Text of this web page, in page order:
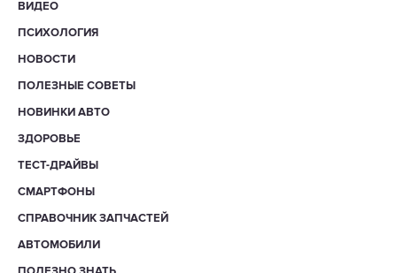
ВИДЕО
ПСИХОЛОГИЯ
НОВОСТИ
ПОЛЕЗНЫЕ СОВЕТЫ
НОВИНКИ АВТО
ЗДОРОВЬЕ
ТЕСТ-ДРАЙВЫ
СМАРТФОНЫ
СПРАВОЧНИК ЗАПЧАСТЕЙ
АВТОМОБИЛИ